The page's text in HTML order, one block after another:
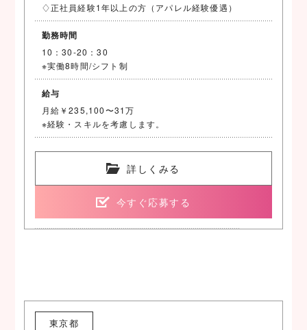
♢正社員経験1年以上の方（アパレル経験優遇）
勤務時間
10：30-20：30
※実働8時間/シフト制
給与
月給￥235,100〜31万
※経験・スキルを考慮します。
詳しくみる
今すぐ応募する
東京都